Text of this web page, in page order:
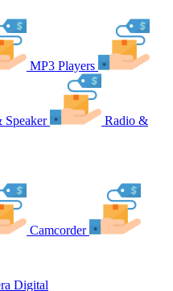
MP3 Players
Speaker Radio &
Camcorder
Digital